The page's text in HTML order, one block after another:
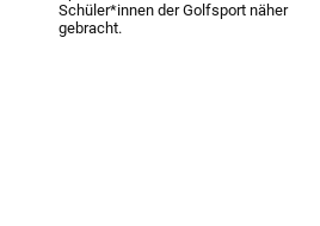
Schüler*innen der Golfsport näher
gebracht.